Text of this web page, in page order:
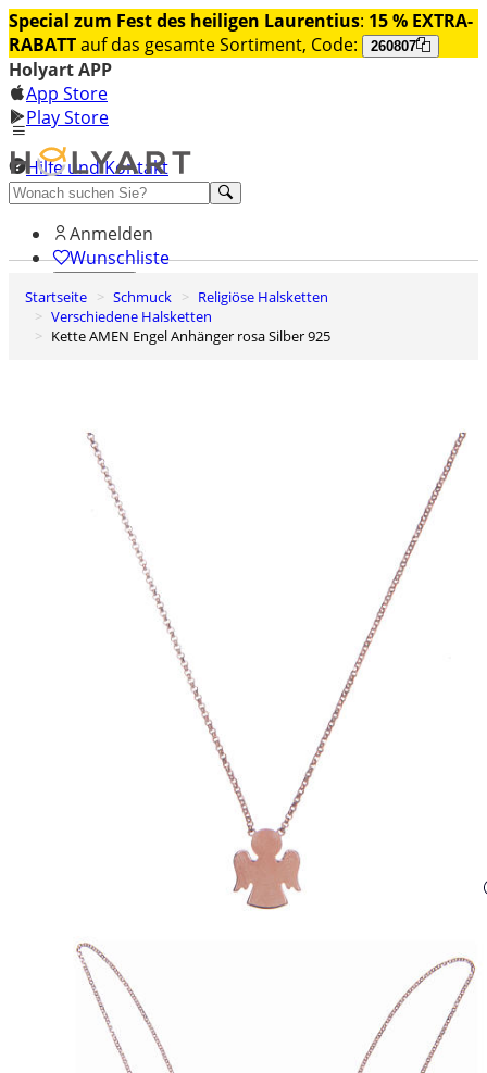
Special zum Fest des heiligen Laurentius: 15 % EXTRA-
RABATTauf das gesamte Sortiment, Code: 260807
Holyart APP
App Store
Play Store
Hilfe und Kontakt
Entdecken Sie Premium
Anmelden
Wunschliste
0
Warenkorb
Startseite Schmuck
Religiöse Halsketten
Verschiedene Halsketten
Kette AMEN Engel Anhänger rosa Silber 925